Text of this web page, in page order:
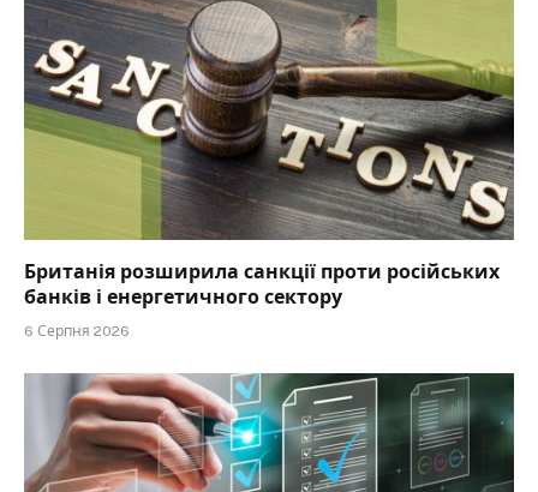
Британія розширила санкції проти російських
банків і енергетичного сектору
6 Серпня 2026